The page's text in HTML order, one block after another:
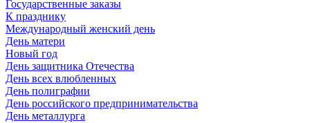
Государственные заказы
К празднику
Международный женский день
День матери
Новый год
День защитника Отечества
День всех влюбленных
День полиграфии
День российского предпринимательства
День металлурга